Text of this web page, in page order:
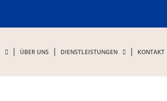
ÜBER UNS DIENSTLEISTUNGEN KONTAKT